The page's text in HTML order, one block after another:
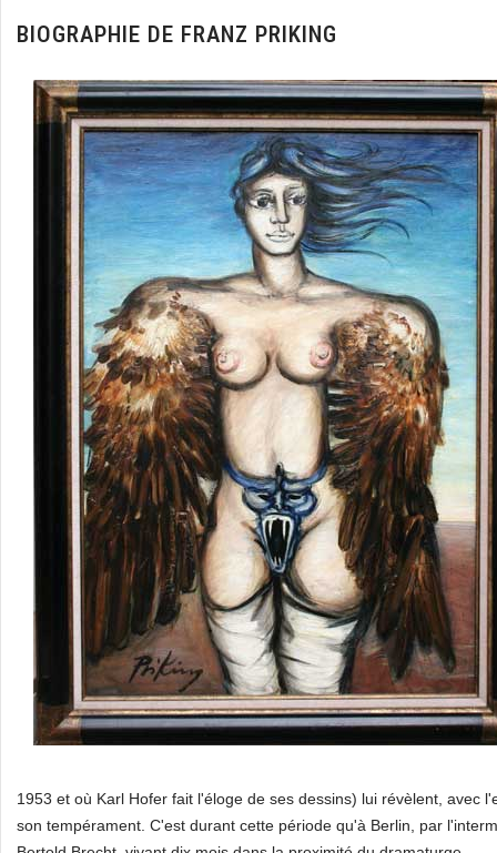
BIOGRAPHIE DE FRANZ PRIKING
1953 et où Karl Hofer fait l'éloge de ses dessins) lui révèlent, avec
son tempérament. C'est durant cette période qu'à Berlin, par